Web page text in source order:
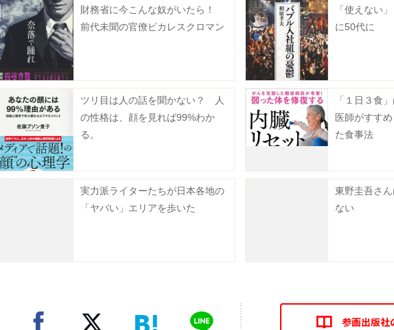
財務省に今こんな奴がいたら！
前代未聞の官僚ピカレスクロマン
「使えない
に50代に
ツリ目は人の話を聞かない？ 人
の性格は、顔を見れば99%わか
る。
「１日３食
医師がすす
た食事法
実力派ライターたちが日本各地の
「ヤバい」エリアを歩いた
東野圭吾さ
ない
参画出版社